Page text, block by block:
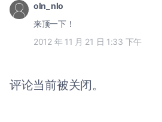
oln_nlo
来顶一下！
2012 年 11 月 21 日 1:33 下午
评论当前被关闭。